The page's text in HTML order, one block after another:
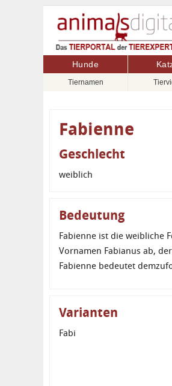
Hunde
Tiernamen
Fabienne
Geschlecht
weiblich
Bedeutung
Fabienne ist die weibliche
Vornamen Fabianus ab,
Fabienne bedeutet
Varianten
Fabi